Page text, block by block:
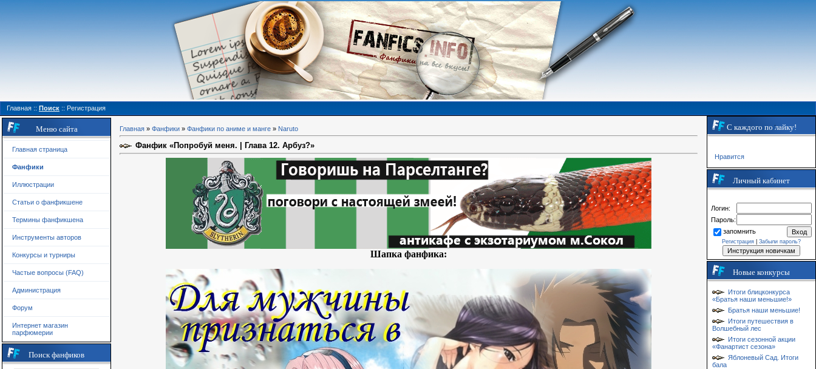
Главная :: Поиск :: Регистрация
Меню сайта
Главная страница
Фанфики
Иллюстрации
Статьи о фанфикшене
Термины фанфикшена
Инструменты авторов
Конкурсы и турниры
Частые вопросы (FAQ)
Администрация
Форум
Интернет магазин
парфюмерии
Поиск фанфиков
Главная » Фанфики » Фанфики по аниме и манге » Naruto
Фанфик «Попробуй меня. | Глава 12. Арбуз?»
Шапка фанфика:
С каждого по лайку!
Нравится
Личный кабинет
Логин:
Пароль:
запомнить
Регистрация Забыли пароль?
Новые конкурсы
Итоги блицконкурса
«Братья наши меньшие!»
Братья наши меньшие!
Итоги путешествия в
Волшебный лес
Итоги сезонной акции
«Фанартист сезона»
Яблоневый Сад. Итоги
бала